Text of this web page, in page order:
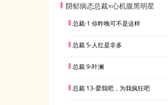
阴郁病态总裁×心机腹黑明星
总裁-1 你昨晚可不是这样
总裁 5-人红是非多
总裁 9-叶澜
总裁 13-爱我吧，为我疯狂吧